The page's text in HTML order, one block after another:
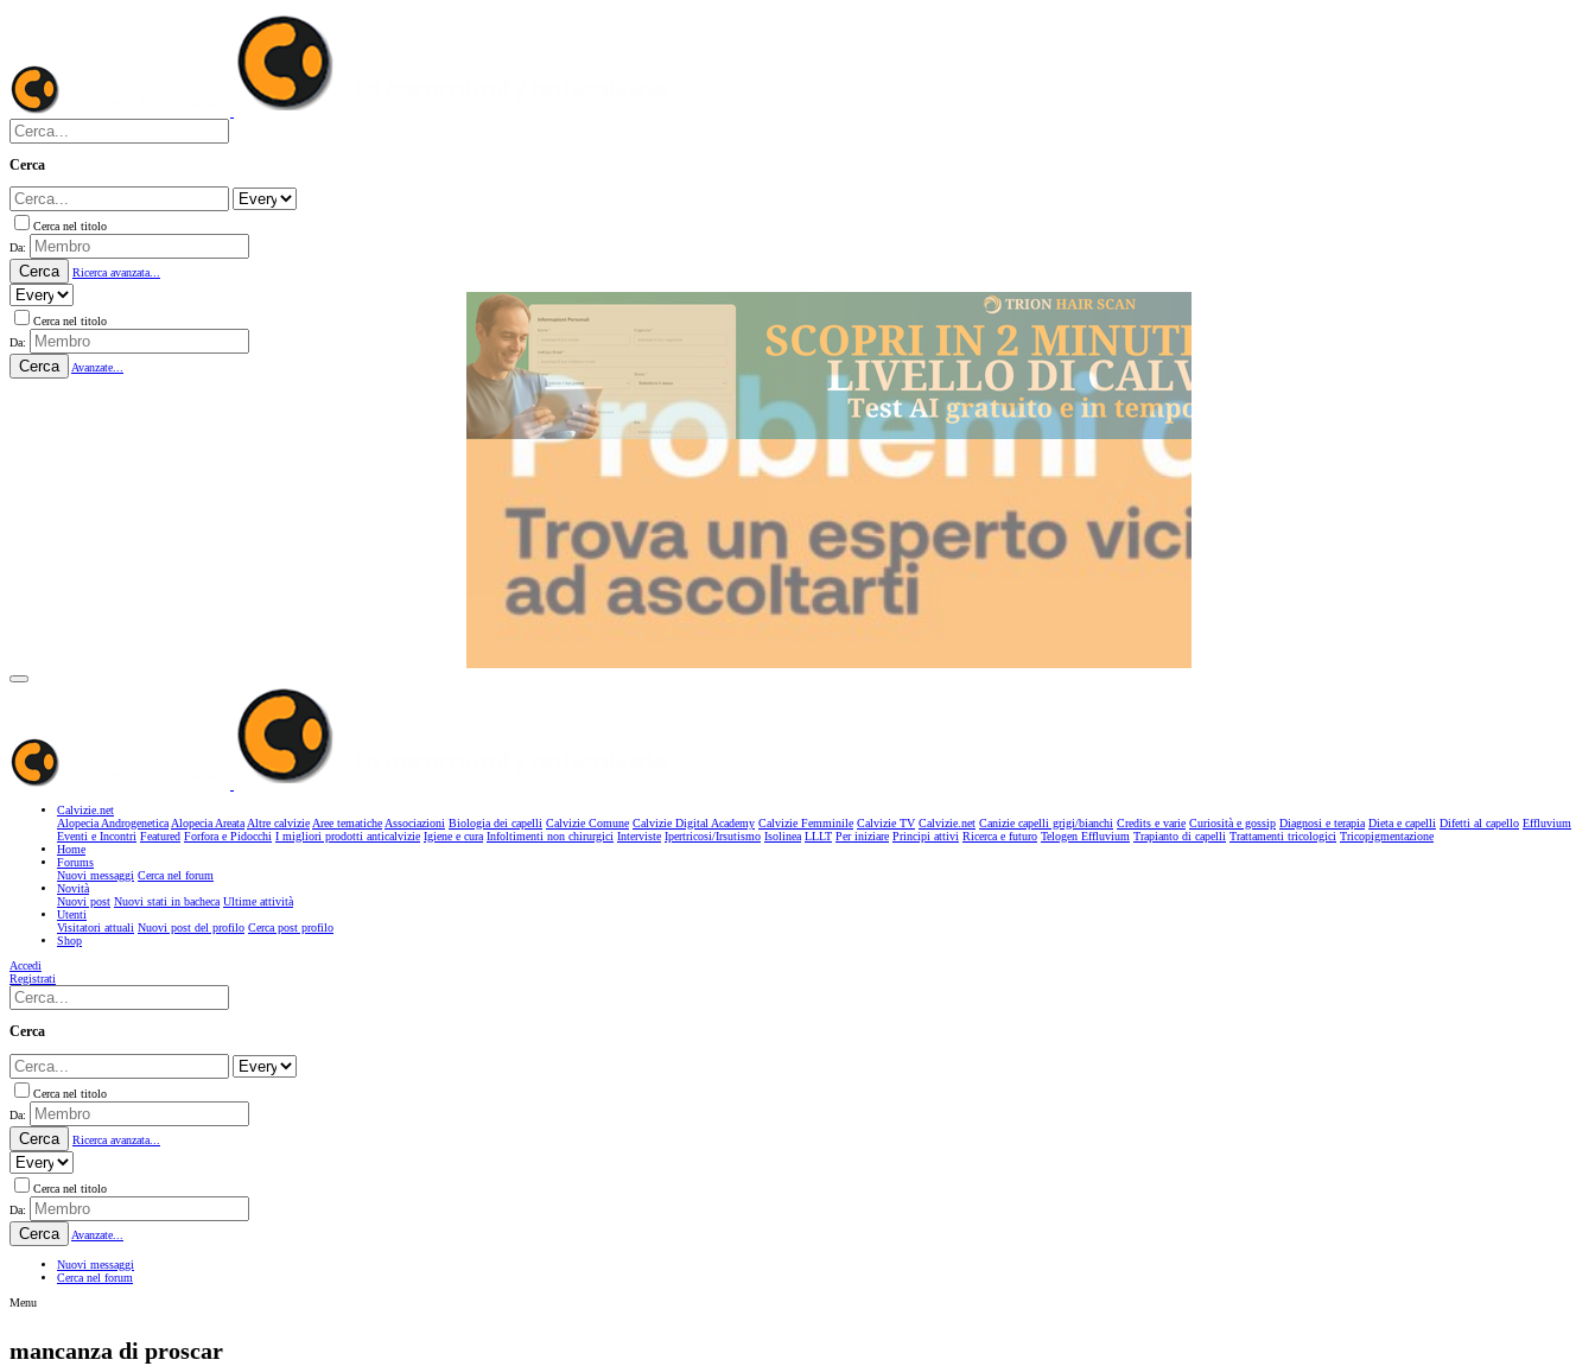
Cerca
Cerca nel titolo
Da:
Cerca Ricerca avanzata...
Cerca nel titolo
Da:
Cerca Avanzate...
Calvizie.net
Alopecia AndrogeneticaAlopecia AreataAltre calvizieAree tematicheAssociazioni Biologia dei capelli Calvizie Comune Calvizie Digital Academy Calvizie Femminile Calvizie TV Calvizie.net Canizie capelli grigi/bianchi Credits e varie Curiosità e gossip Diagnosi e terapia Dieta e capelli Difetti al capello Effluvium
Eventi e Incontri Featured Forfora e Pidocchi I migliori prodotti anticalvizie Igiene e cura Infoltimenti non chirurgici Interviste Ipertricosi/Irsutismo Isolinea LLLT Per iniziare Principi attivi Ricerca e futuro Telogen Effluvium Trapianto di capelli Trattamenti tricologici Tricopigmentazione
Home
Forums
Nuovi messaggi Cerca nel forum
Novità
Nuovi post Nuovi stati in bacheca Ultime attività
Utenti
Visitatori attuali Nuovi post del profilo Cerca post profilo
Shop
Accedi
Registrati
Cerca
Cerca nel titolo
Da:
Cerca Ricerca avanzata...
Cerca nel titolo
Da:
Cerca Avanzate...
Nuovi messaggi
Cerca nel forum
Menu
mancanza di proscar